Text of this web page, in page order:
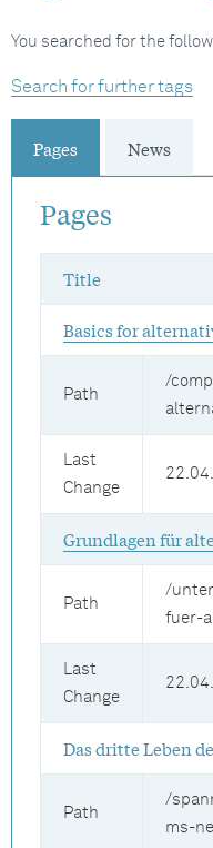
You searched for the
Search for further tags
Pages News
Pages
Title
Basics for
Path
/
Last
Change
Grundlagen für
Path
/
fuer-
Last
Change
Das dritte Leben
Path
/
ms-